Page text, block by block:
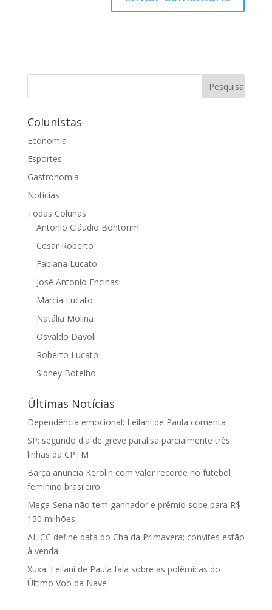
Colunistas
Economia
Esportes
Gastronomia
Notícias
Todas Colunas
Antonio Cláudio Bontorim
Cesar Roberto
Fabiana Lucato
José Antonio Encinas
Márcia Lucato
Natália Molina
Osvaldo Davoli
Roberto Lucato
Sidney Botelho
Últimas Notícias
Dependência emocional: Leilaní de Paula comenta
SP: segundo dia de greve paralisa parcialmente três
linhas da CPTM
Barça anuncia Kerolin com valor recorde no futebol
feminino brasileiro
Mega-Sena não tem ganhador e prêmio sobe para R$
150 milhões
ALICC define data do Chá da Primavera; convites estão
à venda
Xuxa: Leilaní de Paula fala sobre as polêmicas do
Último Voo da Nave